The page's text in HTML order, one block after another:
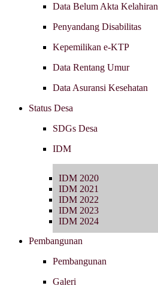
Data Belum Akta Kelahiran
Penyandang Disabilitas
Kepemilikan e-KTP
Data Rentang Umur
Data Asuransi Kesehatan
Status Desa
SDGs Desa
IDM
IDM 2020
IDM 2021
IDM 2022
IDM 2023
IDM 2024
Pembangunan
Pembangunan
Galeri